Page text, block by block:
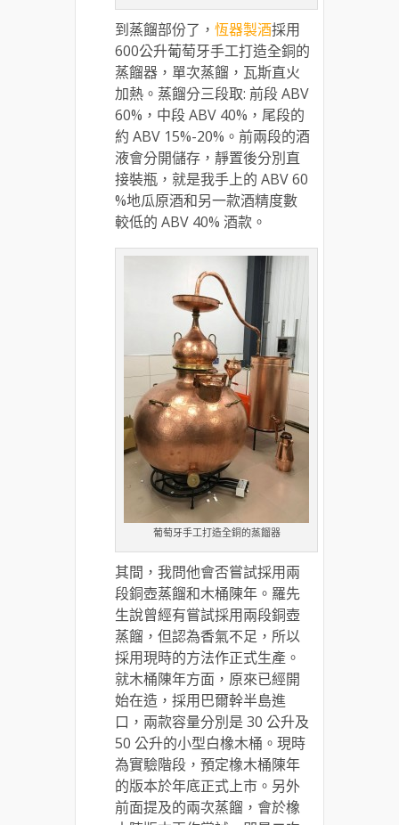
到蒸餾部份了， 恆器製酒採用
600公升葡萄牙手工打造全銅的
蒸餾器，單次蒸餾，瓦斯直火
加熱。蒸餾分三段取: 前段 ABV
60%，中段 ABV 40%，尾段的
約 ABV 15%-20%。前兩段的酒
液會分開儲存，靜置後分別直
接裝瓶，就是我手上的 ABV 60
%地瓜原酒和另一款酒精度數
較低的 ABV 40% 酒款。
葡萄牙手工打造全銅的蒸餾器
其間，我問他會否嘗試採用兩
段銅壺蒸餾和木桶陳年。羅先
生說曾經有嘗試採用兩段銅壺
蒸餾，但認為香氣不足，所以
採用現時的方法作正式生產。
就木桶陳年方面，原來已經開
始在造，採用巴爾幹半島進
口，兩款容量分別是 30 公升及
50 公升的小型白橡木桶。現時
為實驗階段，預定橡木桶陳年
的版本於年底正式上市。另外
前面提及的兩次蒸餾，會於橡